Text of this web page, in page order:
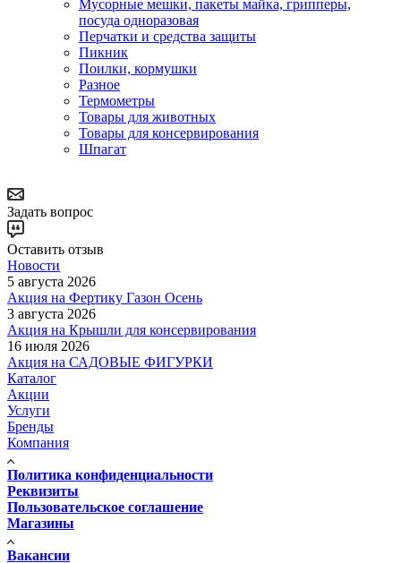
Мусорные мешки, пакеты майка, грипперы,
посуда одноразовая
Перчатки и средства защиты
Пикник
Поилки, кормушки
Разное
Термометры
Товары для животных
Товары для консервирования
Шпагат
Задать вопрос
Оставить отзыв
Новости
5 августа 2026
Акция на Фертику Газон Осень
3 августа 2026
Акция на Крышли для консервирования
16 июля 2026
Акция на САДОВЫЕ ФИГУРКИ
Каталог
Акции
Услуги
Бренды
Компания
Политика конфиденциальности
Реквизиты
Пользовательское соглашение
Магазины
Вакансии